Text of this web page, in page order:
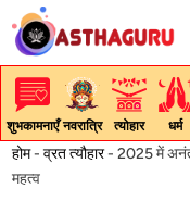
Skip
content
शुभकामनाएँ नवरात्रि त्योहार धर्म
होम-व्रत त्यौहार-2025 में अनंत
महत्व